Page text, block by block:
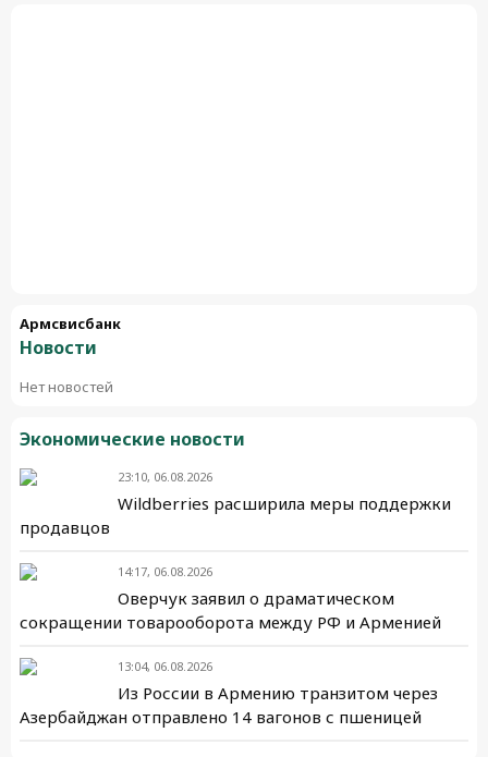
Армсвисбанк
Новости
Нет новостей
Экономические новости
23:10, 06.08.2026
Wildberries расширила меры поддержки
продавцов
14:17, 06.08.2026
Оверчук заявил о драматическом
сокращении товарооборота между РФ и Арменией
13:04, 06.08.2026
Из России в Армению транзитом через
Азербайджан отправлено 14 вагонов с пшеницей